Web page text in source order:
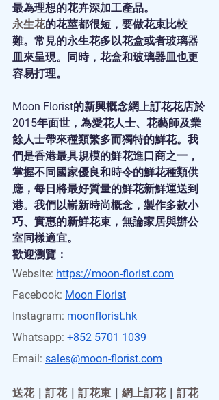
最為理想的花卉深加工產品。
永生花的花莖都很短，要做花束比較
難。常見的永生花多以花盒或者玻璃器
皿來呈現。同時，花盒和玻璃器皿也更
容易打理。
Moon Florist的新興概念網上訂花花店於
2015年面世，為愛花人士、花藝師及業
餘人士帶來種類繁多而獨特的鮮花。我
們是香港最具規模的鮮花進口商之一，
掌握不同國家優良和時令的鮮花種類供
應，每日將最好質量的鮮花新鮮運送到
港。我們以嶄新時尚概念，製作多款小
巧、實惠的新鮮花束，無論家居與辦公
室同樣適宜。
歡迎瀏覽：
Website: https://moon-florist.com
Facebook: Moon Florist
Instagram: moonflorist.hk
Whatsapp: +852 5701 1039
Email: sales@moon-florist.com
送花｜ 訂花｜ 訂花束 ｜ 網上訂花｜ 訂花